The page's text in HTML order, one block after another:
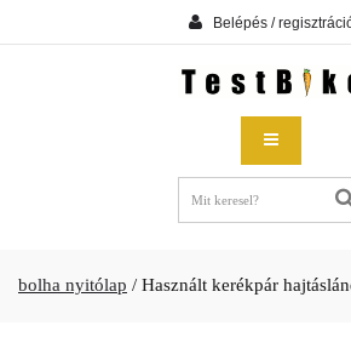
Belépés /
bolha nyitólap / Használt kerékpár